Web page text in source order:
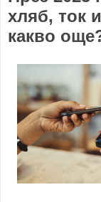
хляб, ток
какво